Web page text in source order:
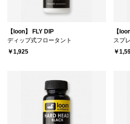
【loon】 FLY DIP
ディップ式フロータント
￥1,925
【
スプ
￥